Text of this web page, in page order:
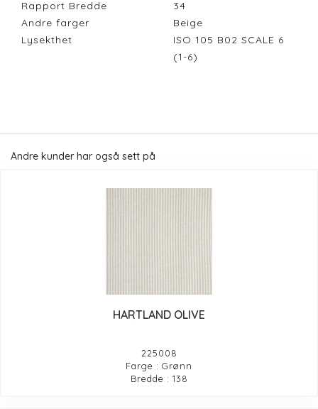
Rapport Bredde
34
Andre farger
Beige
Lysekthet
ISO 105 B02 SCALE 6
(1-6)
Andre kunder har også sett på
HARTLAND OLIVE
225008
Farge : Grønn
Bredde : 138